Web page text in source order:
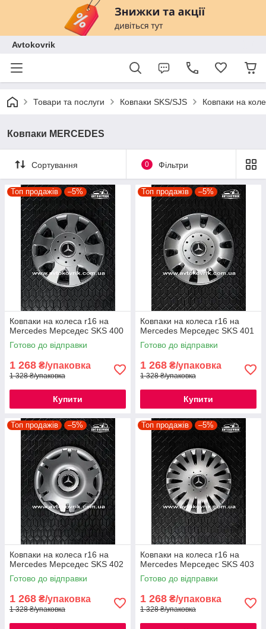
Avtokovrik
Товари та послуги Ковпаки SKS/SJS Ковпаки на
Ковпаки MERCEDES
Сортування 0 Фільтри
Топ продажів –5%
Ковпаки на колеса r16 на
Mercedes Мерседес SKS 400
Готово до відправки
1 268 ₴/упаковка
1 328 ₴/упаковка
Купити
Топ продажів –5%
Ковпаки на колеса r16 на
Mercedes Мерседес SKS 401
Готово до відправки
1 268 ₴/упаковка
1 328 ₴/упаковка
Купити
Топ продажів –5%
Ковпаки на колеса r16 на
Mercedes Мерседес SKS 402
Готово до відправки
1 268 ₴/упаковка
1 328 ₴/упаковка
Топ продажів –5%
Ковпаки на колеса r16 на
Mercedes Мерседес SKS 403
Готово до відправки
1 268 ₴/упаковка
1 328 ₴/упаковка